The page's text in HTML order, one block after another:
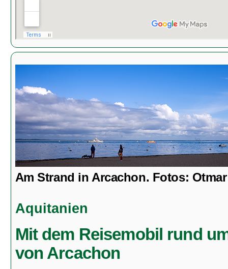
Am Strand in Arcachon. Fotos:
Aquitanien
Mit dem Reisemobil rund
von Arcachon